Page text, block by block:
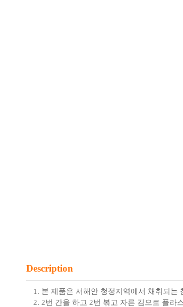
Description
본 제품은 서해안 청정지역에서 채취되는
2번 간을 하고 2번 볶고 자른 김으로 플라